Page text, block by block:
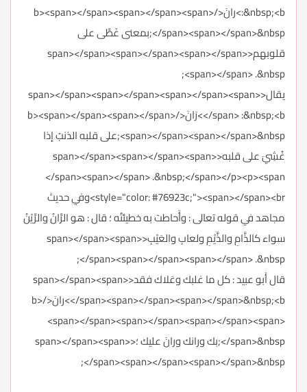
:&nbsp;<b>رانَ</b><span></span><span></span><span>
</span><span></span>&nbsp;بمعنى غَطَّى على
قلوبهم<span></span><span></span><span></span>
<span></span> .&nbsp;
يقال<span></span><span></span><span></span><span>
</span> :&nbsp;<b>رَانَ</b><span></span><span></span>
<span></span><span></span>&nbsp;على قلبه الذنبُ إذا
غُشِيَ على قلبه<span></span><span></span><span>
</span><span></span> .&nbsp;</span></p><p><span
style="color: #76923c;"><span></span><br>وفي حديث
مجاهد في قوله تعالى : وأَحاطت به خطيئتُه ؛ قال : هو الرَّانُ والرَّيْنُ
سواء كالذَّامِ والذَّيْمِ ولعابِ والعَيْبِ<span></span><span>
</span><span></span><span></span> .&nbsp;
قال أَبو عبيد : كل ما غلبك وعَلاك فقد<span></span><span>
</span><span></span><span></span>&nbsp;<b>رانَ</b>
<span></span><span></span><span></span><span>
</span>&nbsp;بك ورانك ورانَ عليك ؛<span></span><span>
</span><span></span><span></span>&nbsp;